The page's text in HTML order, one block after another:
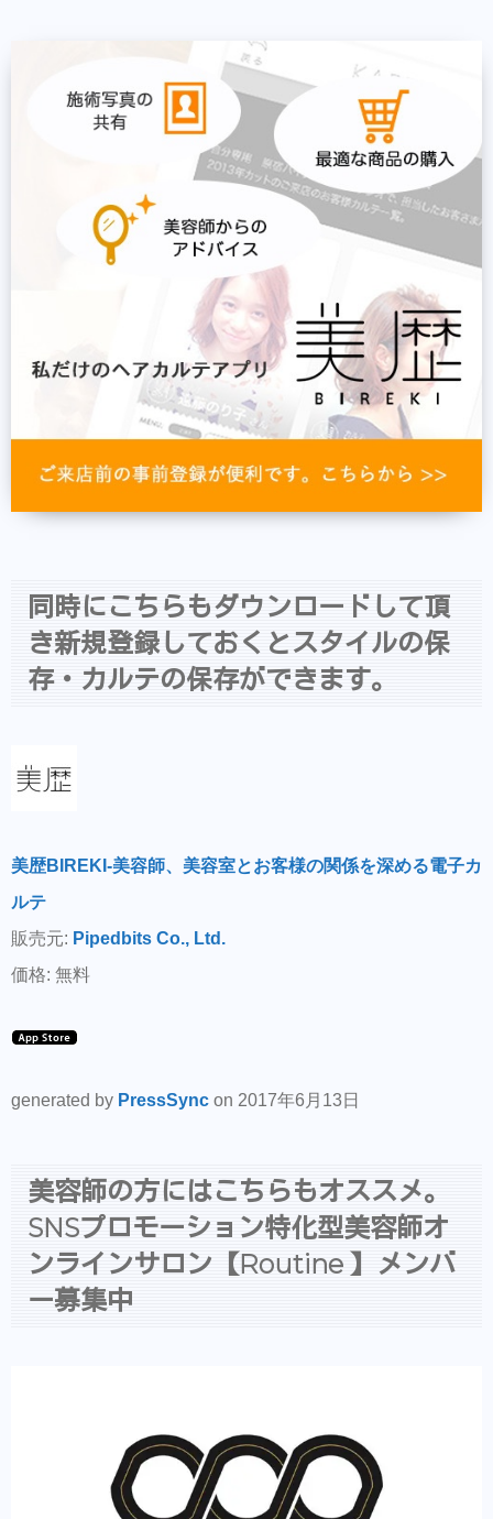
同時にこちらもダウンロードして頂
き新規登録しておくとスタイルの保
存・カルテの保存ができます。
美歴BIREKI-美容師、美容室とお客様の関係を深める電子カ
ルテ
販売元: Pipedbits Co., Ltd.
価格: 無料
generated by PressSync on 2017年6月13日
美容師の方にはこちらもオススメ。
SNSプロモーション特化型美容師オ
ンラインサロン【Routine 】メンバ
ー募集中